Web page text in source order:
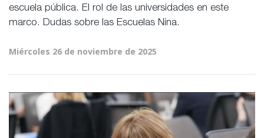
escuela pública. El rol de las universidades en este
marco. Dudas sobre las Escuelas Nina.
Miércoles 26 de noviembre de 2025